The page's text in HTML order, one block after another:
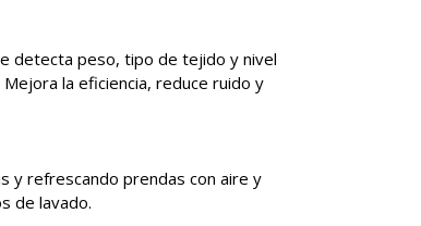
detecta peso, tipo de tejido y nivel
la eficiencia, reduce ruido y
y refrescando prendas con aire y
de lavado.